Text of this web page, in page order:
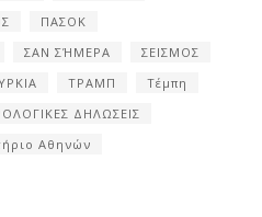
ΠΑΣΟΚ
ΣΑΝ ΣΉΜΕΡΑ
ΣΕΙΣΜΟΣ
ΤΡΑΜΠ
Τέμπη
ΔΗΛΩΣΕΙΣ
Αθηνών